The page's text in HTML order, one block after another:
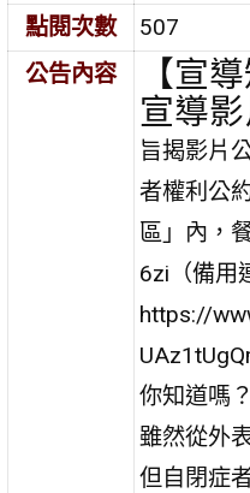
點閱次數
507
公告內容
【宣
宣導影
旨揭影片
者權利公
區」內，
6zi（備用
https://
你知道嗎？
雖然從外
但自閉症